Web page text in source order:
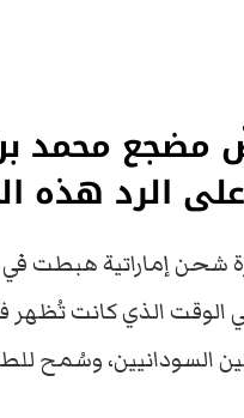
مضجع محمد
الرد هذه
شحن إماراتية هبطت في
الذي كانت تُظهر
السودانيين،